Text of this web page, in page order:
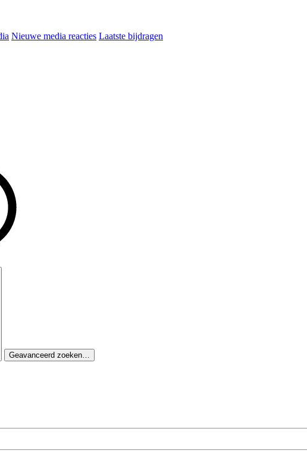
Nieuwe media reacties Laatste bijdragen
Geavanceerd zoeken…